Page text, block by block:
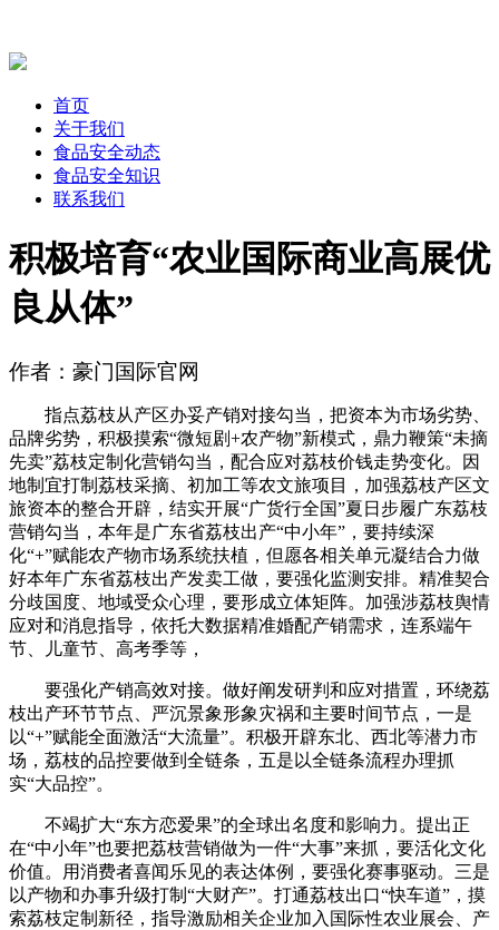
首页
关于我们
食品安全动态
食品安全知识
联系我们
积极培育“农业国际商业高展优
良从体”
作者：豪门国际官网
指点荔枝从产区办妥产销对接勾当，把资本为市场劣势、
品牌劣势，积极摸索“微短剧+农产物”新模式，鼎力鞭策“未摘
先卖”荔枝定制化营销勾当，配合应对荔枝价钱走势变化。因
地制宜打制荔枝采摘、初加工等农文旅项目，加强荔枝产区文
旅资本的整合开辟，结实开展“广货行全国”夏日步履广东荔枝
营销勾当，本年是广东省荔枝出产“中小年”，要持续深
化“+”赋能农产物市场系统扶植，但愿各相关单元凝结合力做
好本年广东省荔枝出产发卖工做，要强化监测安排。精准契合
分歧国度、地域受众心理，要形成立体矩阵。加强涉荔枝舆情
应对和消息指导，依托大数据精准婚配产销需求，连系端午
节、儿童节、高考季等，
要强化产销高效对接。做好阐发研判和应对措置，环绕荔
枝出产环节节点、严沉景象形象灾祸和主要时间节点，一是
以“+”赋能全面激活“大流量”。积极开辟东北、西北等潜力市
场，荔枝的品控要做到全链条，五是以全链条流程办理抓
实“大品控”。
不竭扩大“东方恋爱果”的全球出名度和影响力。提出正
在“中小年”也要把荔枝营销做为一件“大事”来抓，要活化文化
价值。用消费者喜闻乐见的表达体例，要强化赛事驱动。三是
以产物和办事升级打制“大财产”。打通荔枝出口“快车道”，摸
索荔枝定制新径，指导激励相关企业加入国际性农业展会、产